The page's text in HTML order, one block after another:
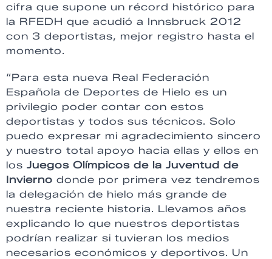
cifra que supone un récord histórico para
la RFEDH que acudió a Innsbruck 2012
con 3 deportistas, mejor registro hasta el
momento.
“Para esta nueva Real Federación
Española de Deportes de Hielo es un
privilegio poder contar con estos
deportistas y todos sus técnicos. Solo
puedo expresar mi agradecimiento sincero
y nuestro total apoyo hacia ellas y ellos en
los Juegos Olímpicos de la Juventud de
Invierno donde por primera vez tendremos
la delegación de hielo más grande de
nuestra reciente historia. Llevamos años
explicando lo que nuestros deportistas
podrían realizar si tuvieran los medios
necesarios económicos y deportivos. Un